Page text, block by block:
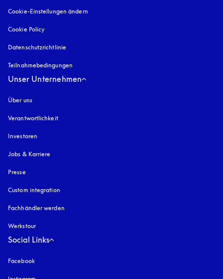
Cookie-Einstellungen ändern
Cookie Policy
Datenschutzrichtlinie
Teilnahmebedingungen
Unser Unternehmen
Über uns
Verantwortlichkeit
Investoren
Jobs & Karriere
Presse
Custom integration
Fachhändler werden
Werkstour
Social Links
Facebook